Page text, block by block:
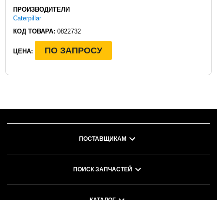
ПРОИЗВОДИТЕЛИ
Caterpillar
КОД ТОВАРА: 0822732
ЦЕНА: ПО ЗАПРОСУ
ПОСТАВЩИКАМ
ПОИСК ЗАПЧАСТЕЙ